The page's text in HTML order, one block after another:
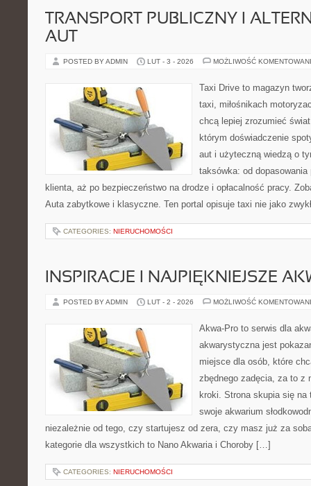
TRANSPORT PUBLICZNY I
AUT
POSTED BY ADMIN LUT - 3 - 2026 MOŻLIWOŚĆ
Taxi Drive to magazyn
taxi, miłośnikach
chcą lepiej zrozumieć
którym doświadczenie
aut i użyteczną wiedzą o
taksówka: od dopasowania
klienta, aż po bezpieczeństwo na drodze i opłacalność pracy.
Auta zabytkowe i klasyczne. Ten portal opisuje taxi nie jako
CATEGORIES: NIERUCHOMOŚCI
INSPIRACJE I NAJPIĘKNIEJSZE
POSTED BY ADMIN LUT - 2 - 2026 MOŻLIWOŚĆ
Akwa-Pro to serwis dla
akwarystyczna jest
miejsce dla osób, które
zbędnego zadęcia, za to z
kroki. Strona skupia się na
swoje akwarium
niezależnie od tego, czy startujesz od zera, czy masz już za
kategorie dla wszystkich to Nano Akwaria i Choroby […]
CATEGORIES: NIERUCHOMOŚCI